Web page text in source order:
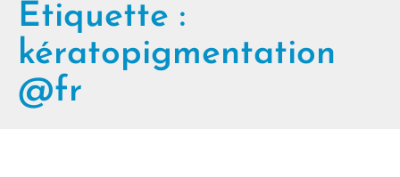
Étiquette :
kératopigmentation
@fr